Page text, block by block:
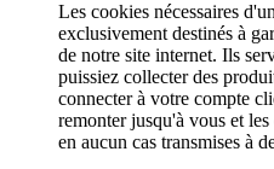
Les cookies nécessaires
exclusivement destinés à
de notre site internet. Ils
puissiez collecter des
connecter à votre compte
remonter jusqu'à vous et
en aucun cas transmises à